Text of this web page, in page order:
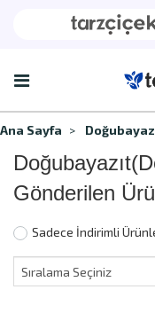
Ana Sayfa
Gönderilen
Sadece İndirimli